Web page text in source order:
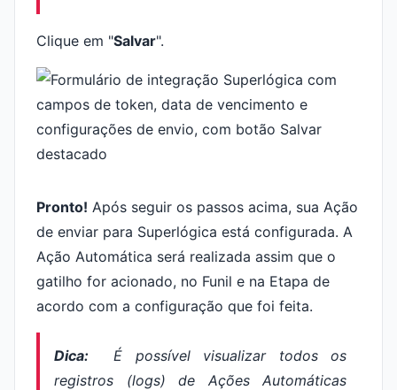
Clique em "Salvar".
Pronto! Após seguir os passos acima, sua Ação
de enviar para Superlógica está configurada. A
Ação Automática será realizada assim que o
gatilho for acionado, no Funil e na Etapa de
acordo com a configuração que foi feita.
Dica:
É possível visualizar todos os
registros (logs) de Ações Automáticas